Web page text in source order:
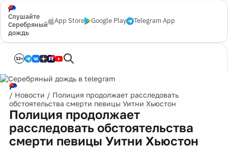
Слушайте
Серебряный
дождь
App Store Google Play Telegram App
12+
/ Новости / Полиция продолжает расследовать
обстоятельства смерти певицы Уитни Хьюстон
Полиция продолжает
расследовать обстоятельства
смерти певицы Уитни Хьюстон